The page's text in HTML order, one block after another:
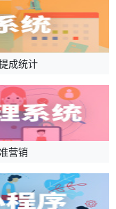
成统计
营销